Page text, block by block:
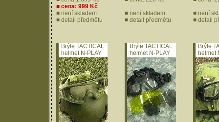
■ cena: 999 Kč
■ není skladem
■ detail předmětu
■ není skladem
■ detail předmětu
■ není
■ detail
Brýle TACTICAL
helmet N-PLAY
ol.
Brýle TACTICAL
helmet N-PLAY
bl.
Brýle
helmet